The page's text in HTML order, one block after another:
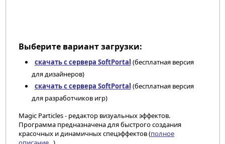
Выберите вариант загрузки:
скачать с сервера SoftPortal (бесплатная версия
для дизайнеров)
скачать с сервера SoftPortal (бесплатная версия
для разработчиков игр)
Magic Particles - редактор визуальных эффектов.
Программа предназначена для быстрого создания
красочных и динамичных спецэффектов (полное